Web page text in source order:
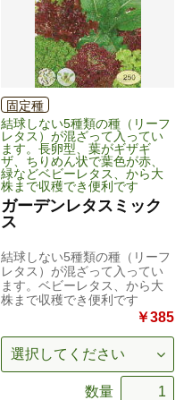
固定種
結球しない5種類の種（リーフ
レタス）が混ざって入ってい
ます。長卵型、葉がギザギ
ザ、ちりめん状で葉色が赤、
緑などベビーレタス、から大
株まで収穫でき便利です
ガーデンレタスミック
ス
結球しない5種類の種（リーフ
レタス）が混ざって入ってい
ます。ベビーレタス、から大
株まで収穫でき便利です
￥385
数量